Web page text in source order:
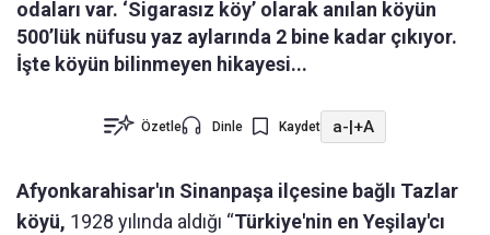
odaları var. ‘Sigarasız köy’ olarak anılan köyün
500’lük nüfusu yaz aylarında 2 bine kadar çıkıyor.
İşte köyün bilinmeyen hikayesi...
Özetle Dinle Kaydet a-|+A
Afyonkarahisar'ın Sinanpaşa ilçesine bağlı Tazlar
köyü, 1928 yılında aldığı “Türkiye'nin en Yeşilay'cı